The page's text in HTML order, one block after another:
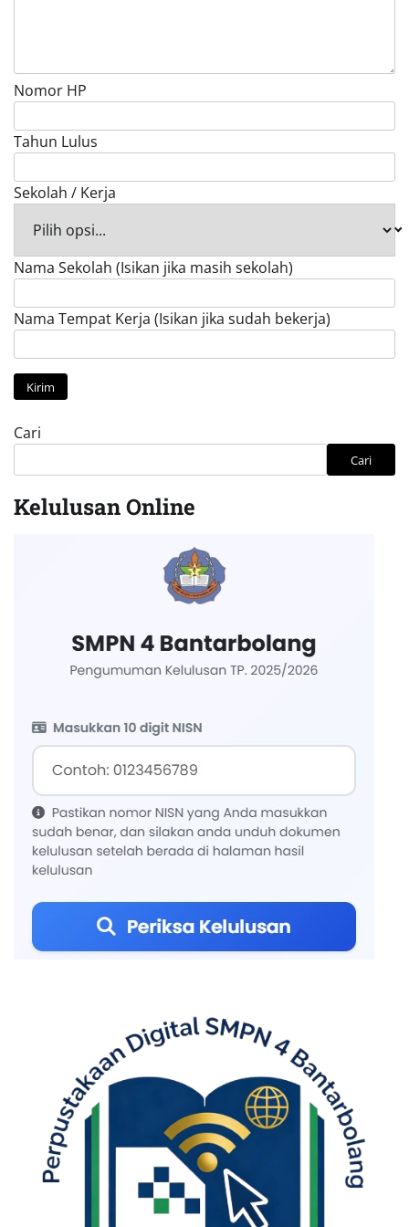
Nomor HP
Tahun Lulus
Sekolah / Kerja
Nama Sekolah (Isikan jika masih sekolah)
Nama Tempat Kerja (Isikan jika sudah bekerja)
Kirim
Cari
Cari
Kelulusan Online